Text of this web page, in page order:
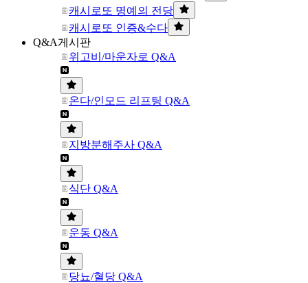
캐시로또 명예의 전당
캐시로또 인증&수다
Q&A게시판
위고비/마운자로 Q&A
온다/인모드 리프팅 Q&A
지방분해주사 Q&A
식단 Q&A
운동 Q&A
당뇨/혈당 Q&A